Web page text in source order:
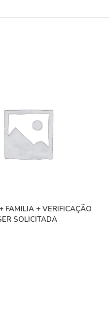
FAMILIA + VERIFICAÇÃO
SOLICITADA